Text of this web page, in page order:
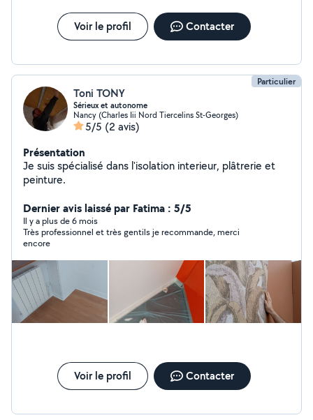
Voir le profil Contacter
Particulier
Toni TONY
Sérieux et autonome
Nancy (Charles Iii Nord Tiercelins St-Georges)
5/5 (2 avis)
Présentation
Je suis spécialisé dans l'isolation interieur, plâtrerie et
peinture.
Dernier avis laissé par Fatima : 5/5
Il y a plus de 6 mois
Très professionnel et très gentils je recommande, merci
encore
Voir le profil Contacter